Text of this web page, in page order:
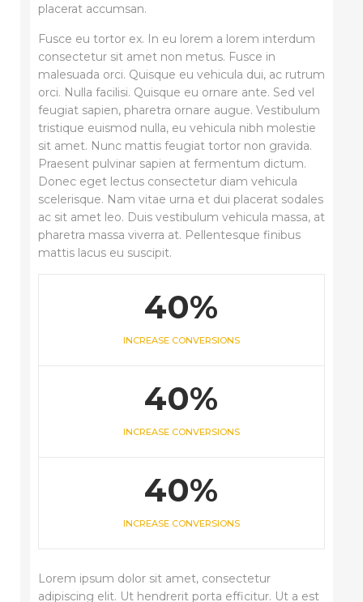
placerat accumsan.
Fusce eu tortor ex. In eu lorem a lorem interdum
consectetur sit amet non metus. Fusce in
malesuada orci. Quisque eu vehicula dui, ac rutrum
orci. Nulla facilisi. Quisque eu ornare ante. Sed vel
feugiat sapien, pharetra ornare augue. Vestibulum
tristique euismod nulla, eu vehicula nibh molestie
sit amet. Nunc mattis feugiat tortor non gravida.
Praesent pulvinar sapien at fermentum dictum.
Donec eget lectus consectetur diam vehicula
scelerisque. Nam vitae urna et dui placerat sodales
ac sit amet leo. Duis vestibulum vehicula massa, at
pharetra massa viverra at. Pellentesque finibus
mattis lacus eu suscipit.
40%
INCREASE CONVERSIONS
40%
INCREASE CONVERSIONS
40%
INCREASE CONVERSIONS
Lorem ipsum dolor sit amet, consectetur
adipiscing elit. Ut hendrerit porta efficitur. Ut a est